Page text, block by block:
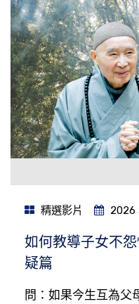
精選影片 2026
如何教導子女不
疑篇
問：如果今生互為父